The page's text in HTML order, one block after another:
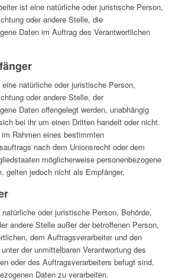
ist eine natürliche oder juristische Person,
oder andere Stelle, die
Daten im Auftrag des Verantwortlichen
natürliche oder juristische Person,
oder andere Stelle, der
Daten offengelegt werden, unabhängig
bei ihr um einen Dritten handelt oder nicht.
Rahmen eines bestimmten
nach dem Unionsrecht oder dem
möglicherweise personenbezogene
gelten jedoch nicht als Empfänger.
oder juristische Person, Behörde,
andere Stelle außer der betroffenen Person,
dem Auftragsverarbeiter und den
der unmittelbaren Verantwortung des
oder des Auftragsverarbeiters befugt sind,
Daten zu verarbeiten.